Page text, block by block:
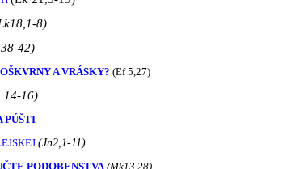
8)
42)
A VRÁSKY? (Ef 5,27)
14-16)
PÚŠTI
(Jn2,1-11)
PODOBENSTVA (Mk13,28)